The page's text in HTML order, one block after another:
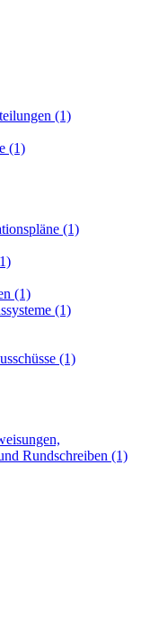
(1)
(1)
(1)
(1)
(1)
(1)
Rundschreiben (1)